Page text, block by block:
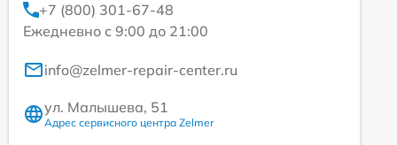
+7 (800) 301-67-48
Ежедневно с 9:00 до 21:00
info@zelmer-repair-center.ru
ул. Малышева, 51
Адрес сервисного центра Zelmer